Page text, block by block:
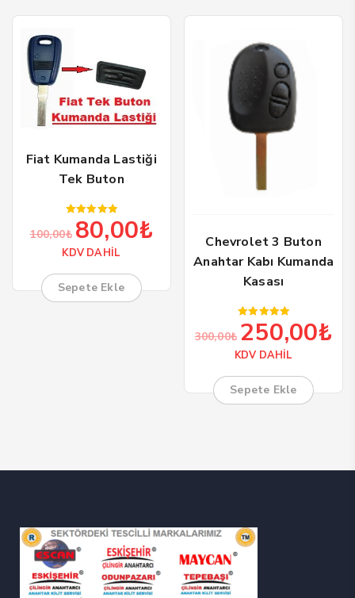
Fiat Kumanda Lastiği
Tek Buton
5 üzerinden
5.00
100,00₺ Orijinal
fiyat:
80,00₺
KDV DAHİL
Sepete Ekle
Chevrolet 3 Buton
Anahtar Kabı Kumanda
Kasası
5 üzerinden
5.00
300,00₺ Orijinal
fiyat:
250,00₺
KDV DAHİL
Sepete Ekle